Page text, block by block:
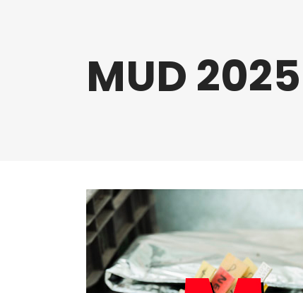
Addetti lavori elettrici
Addetti Primo Soccorso gruppo A
Lavoratori Rischio Alto
Lavoratori Rischio Medio
Lavoratori Rischio Basso
Lavoratori Rischio Ufficio
Lavori in quota e dpi anticaduta
Lavoratori in Spazi confinati
Carrelli
MUD